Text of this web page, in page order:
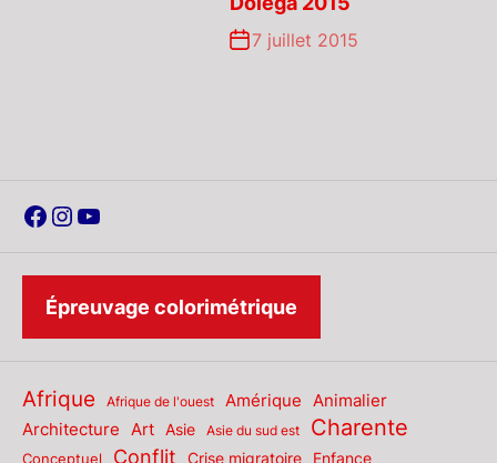
7 juillet 2015
Facebook
Instagram
YouTube
Épreuvage colorimétrique
Afrique Afrique de l'ouest Amérique Animalier
Architecture
Art Asie Asie du sud est Charente
Conceptuel Conflit Crise migratoire Enfance